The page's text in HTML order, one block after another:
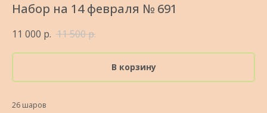
Набор на 14 февраля № 691
11 000 р. 11 500р.
В корзину
26 шаров